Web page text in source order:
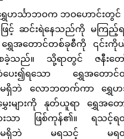
ဟင်္သာဘဝက ဘဝဟောင်းတွင်
ဖြင့် ဆင်းရဲနေသည်ကို မကြည့်
ေအတောင်တစ်ခုစီကို ၎င်းကို
ေခဲ့သည်။ သို့ရာတွင် ဇနီးတေ
း၍ရသော ရွှေအတောင်တ
းမရှိဘဲ လောဘတက်ကာ ရွှေဟ
များကို နုတ်ယူရာ ရွှေအတ
ျားသာ ဖြစ်ကုန်၏။ ရသ
ခြင်းမရှိဘဲ မရသင့် မ